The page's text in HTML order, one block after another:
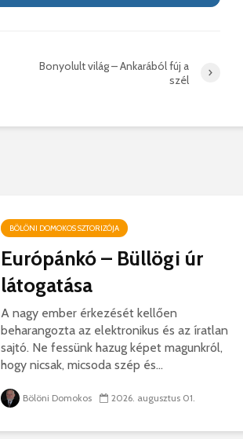
Bonyolult világ – Ankarából fúj a
szél
BÖLÖNI DOMOKOS SZTORIZÓJA
Európánkó – Büllögi úr
látogatása
A nagy ember érkezését kellően
beharangozta az elektronikus és az íratlan
sajtó. Ne fessünk hazug képet magunkról,
hogy nicsak, micsoda szép és...
Bölöni Domokos 2026. augusztus 01.